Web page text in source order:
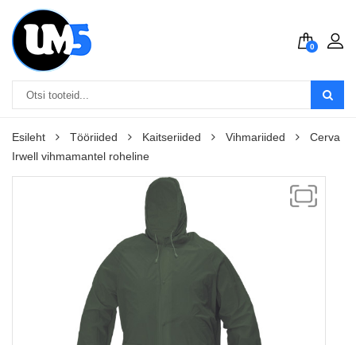
0
Esileht Tööriided Kaitseriided Vihmariided
Cerva
Irwell vihmamantel roheline